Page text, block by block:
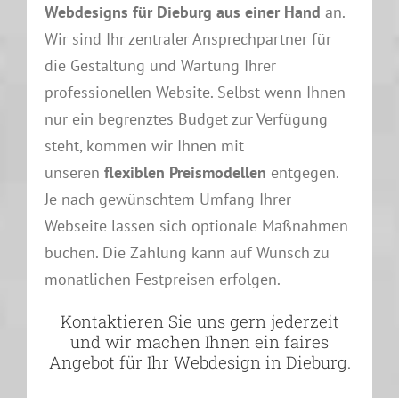
Webdesigns für Dieburg aus einer Hand an.
Wir sind Ihr zentraler Ansprechpartner für
die Gestaltung und Wartung Ihrer
professionellen Website. Selbst wenn Ihnen
nur ein begrenztes Budget zur Verfügung
steht, kommen wir Ihnen mit
unseren flexiblen Preismodellen entgegen.
Je nach gewünschtem Umfang Ihrer
Webseite lassen sich optionale Maßnahmen
buchen. Die Zahlung kann auf Wunsch zu
monatlichen Festpreisen erfolgen.
Kontaktieren Sie uns gern jederzeit
und wir machen Ihnen ein faires
Angebot für Ihr Webdesign in Dieburg.